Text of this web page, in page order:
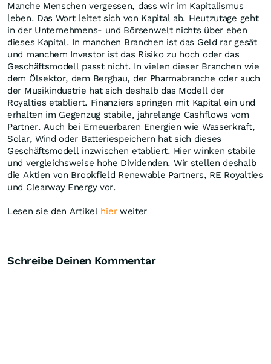
Manche Menschen vergessen, dass wir im Kapitalismus
leben. Das Wort leitet sich von Kapital ab. Heutzutage geht
in der Unternehmens- und Börsenwelt nichts über eben
dieses Kapital. In manchen Branchen ist das Geld rar gesät
und manchem Investor ist das Risiko zu hoch oder das
Geschäftsmodell passt nicht. In vielen dieser Branchen wie
dem Ölsektor, dem Bergbau, der Pharmabranche oder auch
der Musikindustrie hat sich deshalb das Modell der
Royalties etabliert. Finanziers springen mit Kapital ein und
erhalten im Gegenzug stabile, jahrelange Cashflows vom
Partner. Auch bei Erneuerbaren Energien wie Wasserkraft,
Solar, Wind oder Batteriespeichern hat sich dieses
Geschäftsmodell inzwischen etabliert. Hier winken stabile
und vergleichsweise hohe Dividenden. Wir stellen deshalb
die Aktien von Brookfield Renewable Partners, RE Royalties
und Clearway Energy vor.
Lesen sie den Artikel hierweiter
Schreibe Deinen Kommentar